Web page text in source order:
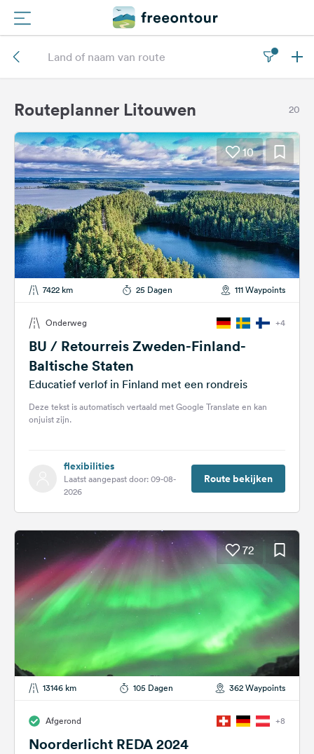
Routes
Campings
Magazine
Partners
Registreren
Inloggen
Nieuwsbrief
Feedback
Taal:
Nederlands
Volg
ons
Facebook
Routeplanner Litouwen 20
10
7422 km 25 Dagen 111 Waypoints
Onderweg +4
BU / Retourreis Zweden-Finland-
Baltische Staten
Educatief verlof in Finland met een rondreis
Deze tekst is automatisch vertaald met Google Translate en kan
onjuist zijn.
flexibilities
Laatst aangepast door: 09-08-
2026
Route bekijken
72
13146 km 105 Dagen 362 Waypoints
Afgerond +8
Noorderlicht REDA 2024